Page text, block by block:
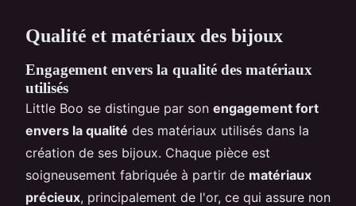
Qualité et matériaux des bijoux
Engagement envers la qualité des matériaux
utilisés
Little Boo se distingue par son engagement fort
envers la qualité des matériaux utilisés dans la
création de ses bijoux. Chaque pièce est
soigneusement fabriquée à partir de matériaux
précieux, principalement de l'or, ce qui assure non